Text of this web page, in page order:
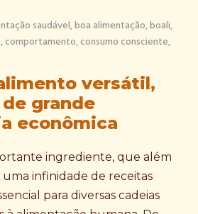
saudável,boa alimentação,boali,
,comportamento,consumo consciente,
versátil,
grande
econômica
ingrediente, que além
infinidade de receitas
para diversas cadeias